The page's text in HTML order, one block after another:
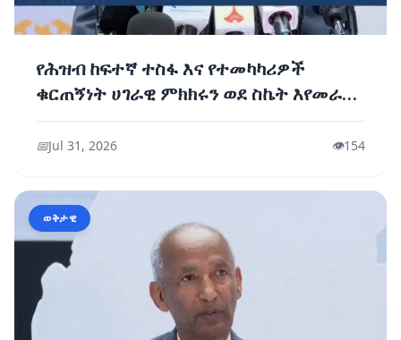
የሕዝብ ከፍተኛ ተስፋ እና የተመካካሪዎች
ቁርጠኝነት ሀገራዊ ምክክሩን ወደ ስኬት እየመራው
ነው - ፕሮፌሰር መስፍን አርዓያ
📅Jul 31, 2026 👁️154
ወቅታዊ